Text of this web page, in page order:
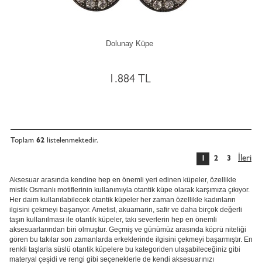
Dolunay Küpe
1.884 TL
Toplam 62 listelenmektedir.
İleri
1 2 3
Aksesuar arasında kendine hep en önemli yeri edinen küpeler, özellikle
mistik Osmanlı motiflerinin kullanımıyla otantik küpe olarak karşımıza çıkıyor.
Her daim kullanılabilecek otantik küpeler her zaman özellikle kadınların
ilgisini çekmeyi başarıyor. Ametist, akuamarin, safir ve daha birçok değerli
taşın kullanılması ile otantik küpeler, takı severlerin hep en önemli
aksesuarlarından biri olmuştur. Geçmiş ve günümüz arasında köprü niteliği
gören bu takılar son zamanlarda erkeklerinde ilgisini çekmeyi başarmıştır. En
renkli taşlarla süslü otantik küpelere bu kategoriden ulaşabileceğiniz gibi
materyal çeşidi ve rengi gibi seçeneklerle de kendi aksesuarınızı